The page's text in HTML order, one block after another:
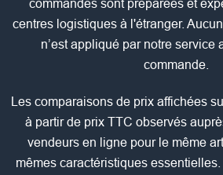
commandes sont préparées et
centres logistiques à l'étranger.
n’est appliqué par notre service
commande.
Les comparaisons de prix affichées
à partir de prix TTC observés
vendeurs en ligne pour le même
mêmes caractéristiques